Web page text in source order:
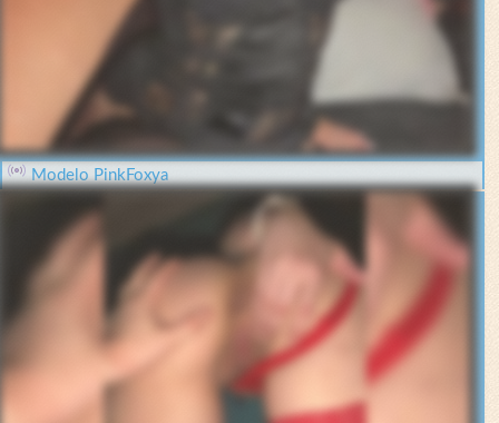
Modelo PinkFoxya